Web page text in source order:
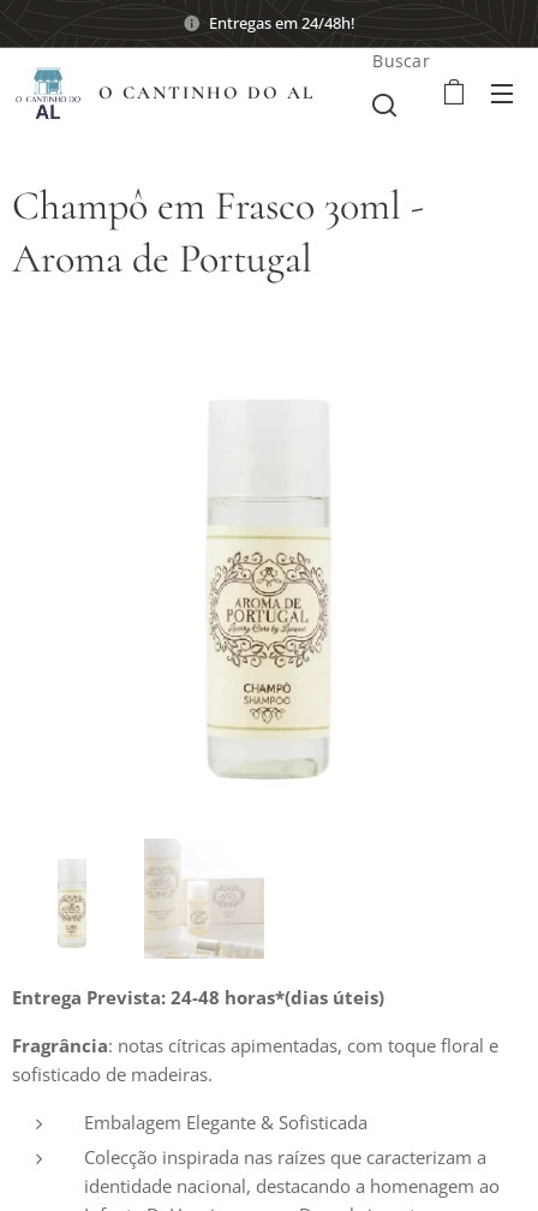
Entregas em 24/48h!
O CANTINHO DO AL
Buscar
Champô em Frasco 30ml -
Aroma de Portugal
Entrega Prevista: 24-48 horas*(dias úteis)
Fragrância: notas cítricas apimentadas, com toque floral e
sofisticado de madeiras.
Embalagem Elegante & Sofisticada
Colecção inspirada nas raízes que caracterizam a
identidade nacional, destacando a homenagem ao